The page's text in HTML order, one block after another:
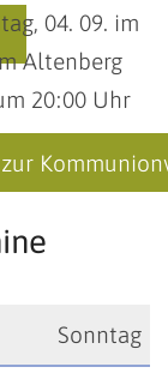
04. 09. im
Altenberg
20:00 Uhr
Sonntag